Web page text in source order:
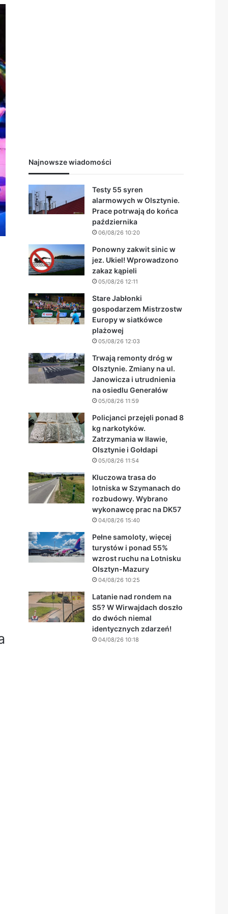
Najnowsze wiadomości
Testy 55 syren
alarmowych w Olsztynie.
Prace potrwają do końca
października
06/08/26 10:20
Ponowny zakwit sinic w
jez. Ukiel! Wprowadzono
zakaz kąpieli
05/08/26 12:11
Stare Jabłonki
gospodarzem Mistrzostw
Europy w siatkówce
plażowej
05/08/26 12:03
Trwają remonty dróg w
Olsztynie. Zmiany na ul.
Janowicza i utrudnienia
na osiedlu Generałów
05/08/26 11:59
Policjanci przejęli ponad 8
kg narkotyków.
Zatrzymania w Iławie,
Olsztynie i Gołdapi
05/08/26 11:54
Kluczowa trasa do
lotniska w Szymanach do
rozbudowy. Wybrano
wykonawcę prac na DK57
04/08/26 15:40
Pełne samoloty, więcej
turystów i ponad 55%
wzrost ruchu na Lotnisku
Olsztyn-Mazury
04/08/26 10:25
Latanie nad rondem na
S5? W Wirwajdach doszło
do dwóch niemal
identycznych zdarzeń!
04/08/26 10:18